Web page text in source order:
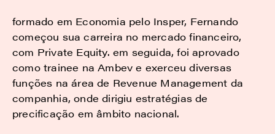
formado em Economia pelo Insper, Fernando
começou sua carreira no mercado financeiro,
com Private Equity. em seguida, foi aprovado
como trainee na Ambev e exerceu diversas
funções na área de Revenue Management da
companhia, onde dirigiu estratégias de
precificação em âmbito nacional.